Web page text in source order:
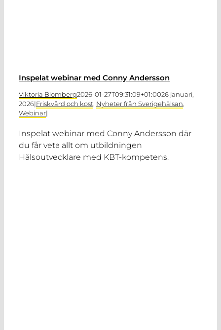
Inspelat webinar med Conny Andersson
Viktoria Blomberg2026-01-27T09:31:09+01:0026 januari,
2026|Friskvård och kost, Nyheter från Sverigehälsan,
Webinar|
Inspelat webinar med Conny Andersson där
du får veta allt om utbildningen
Hälsoutvecklare med KBT-kompetens.